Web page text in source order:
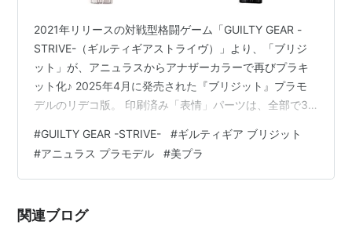
2021年リリースの対戦型格闘ゲーム「GUILTY GEAR -
STRIVE-（ギルティギアストライヴ）」より、「ブリジ
ット」が、アニュラスからアナザーカラーで再びプラキ
ット化♪ 2025年4月に発売された『ブリジット』プラモ
デルのリデコ版。 印刷済み「表情」パーツは、全部で3
Ver” も再現可能♪ 完成時のサイズは、 ノンスケールの全
高：約14cm。 原型制作は「タカトリ」。 （※敬称略）
GUILTY GEAR -STRIVE-『ブリジット BLACK COLOR
2026年06月…
#GUILTY GEAR -STRIVE- #ギルティギア ブリジット
#アニュラス プラモデル #美プラ
関連ブログ